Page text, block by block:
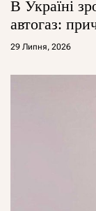
В Україні
автогаз:
29 Липня, 2026